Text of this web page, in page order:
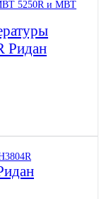
Ридан